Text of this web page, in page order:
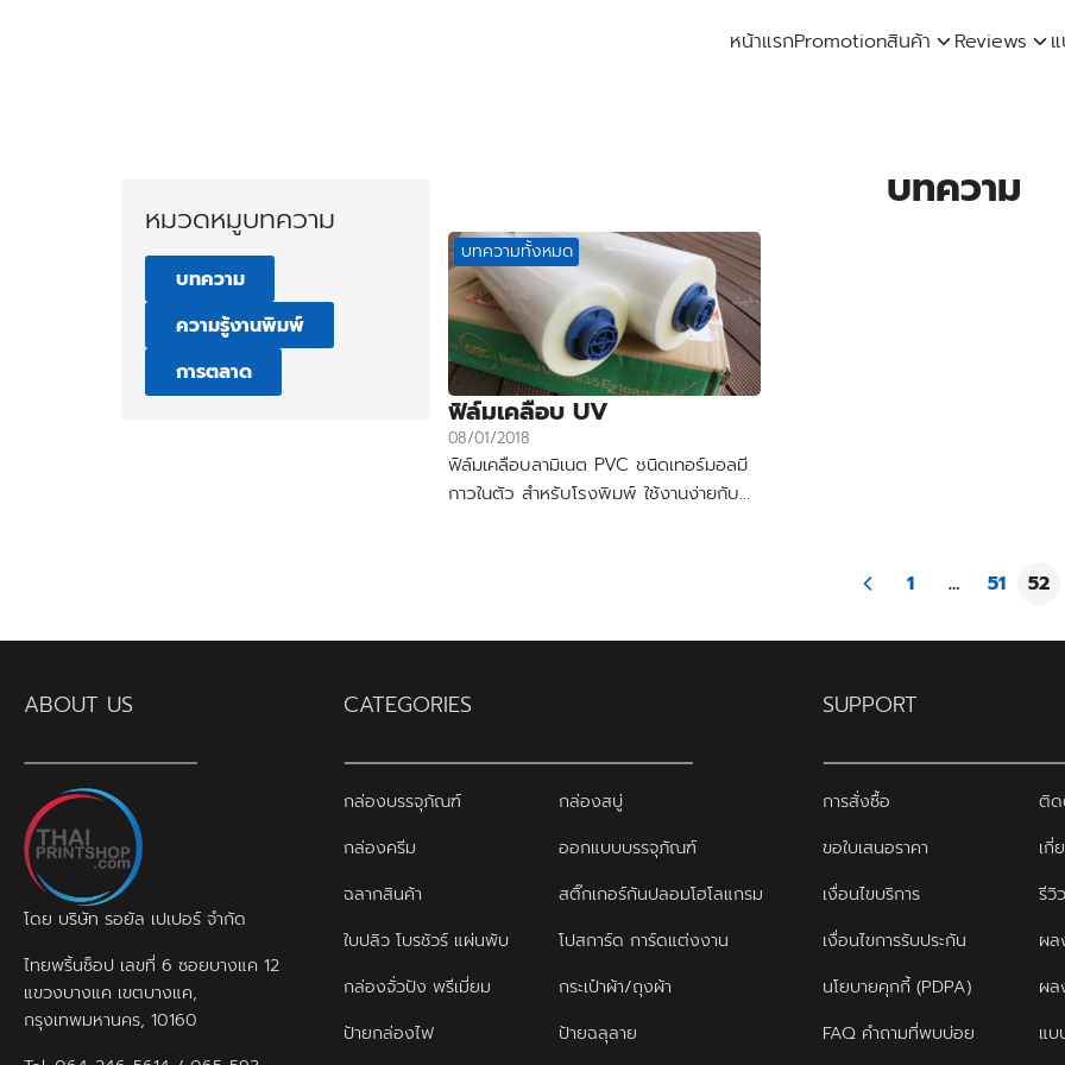
หน้าแรกPromotionสินค้า Reviews
บทความ
บทความทั้งหมด
ฟิล์มเคลือบ UV
08/01/2018
ฟิล์มเคลือบลามิเนต PVC ชนิดเทอร์มอลมี
กาวในตัว สำหรับโรงพิมพ์ ใช้งานง่ายกับ
1 … 51 52
หมวดหมูบทความ
บทความ
ความรู้งานพิมพ์
การตลาด
ABOUT US
โดย บริษัท รอยัล เปเปอร์ จำกัด
ไทยพริ้นช็อป เลขที่ 6 ซอยบางแค 12
แขวงบางแค เขตบางแค,
กรุงเทพมหานคร, 10160
CATEGORIES
กล่องบรรจุภัณฑ์
กล่องสบู่
กล่องครีม
ออกแบบบรรจุภัณฑ์
ฉลากสินค้า
สติ๊กเกอร์กันปลอมโฮโลแกรม
ใบปลิว โบรชัวร์ แผ่นพับ
โปสการ์ด การ์ดแต่งงาน
กล่องจั่วปัง พรีเมี่ยม
กระเป๋าผ้า/ถุงผ้า
ป้ายกล่องไฟ
ป้ายฉลุลาย
SUPPORT
การสั่งซื้อ
ติด
ขอใบเสนอราคา
เกี่
เงื่อนไขบริการ
รีวิ
เงื่อนไขการรับประกัน
ผล
นโยบายคุกกี้ (PDPA)
ผล
FAQ คำถามที่พบบ่อย
แ